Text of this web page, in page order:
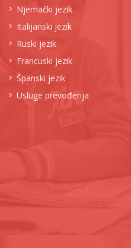
Njemački jezik
Italijanski jezik
Ruski jezik
Francuski jezik
Španski jezik
Usluge prevođenja